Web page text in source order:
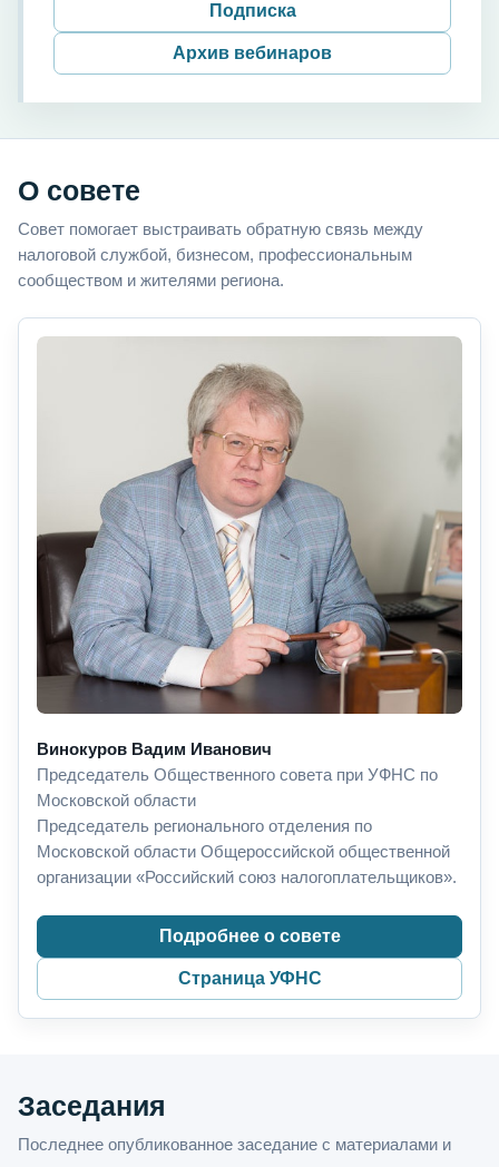
Подписка
Архив вебинаров
О совете
Совет помогает выстраивать обратную связь между
налоговой службой, бизнесом, профессиональным
сообществом и жителями региона.
Винокуров Вадим Иванович
Председатель Общественного совета при УФНС по
Московской области
Председатель регионального отделения по
Московской области Общероссийской общественной
организации «Российский союз налогоплательщиков».
Подробнее о совете
Страница УФНС
Заседания
Последнее опубликованное заседание с материалами и